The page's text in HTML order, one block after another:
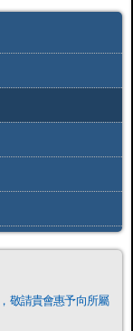
敬請貴會惠予向所屬